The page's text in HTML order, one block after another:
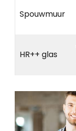
Spouwmuur
HR++ glas